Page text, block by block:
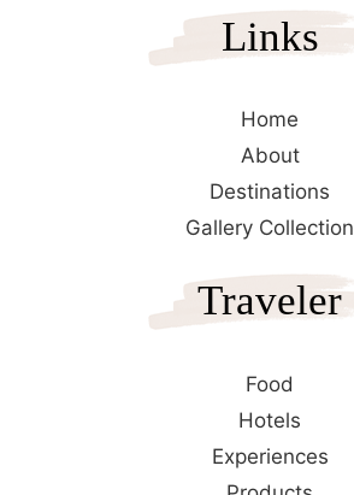
Links
Home
About
Destinations
Gallery Collection
Traveler
Food
Hotels
Experiences